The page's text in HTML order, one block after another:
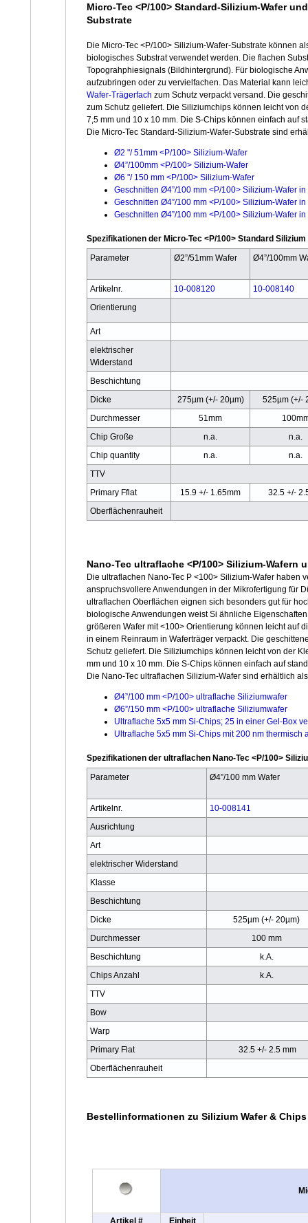
Micro-Tec <P/100> Standard-Silizium-Wafer
Substrate
Die Micro-Tec <P/100> Silizium-Wafer-Substrate können
biologisches Substrat verwendet werden. Die flachen
Topograhphiesignals (Bildhintergrund). Für biologische
aufzubringen oder zu vervielfachen. Das Material kann
Wafer-Trägerfach zum Schutz verpackt versand. Die
zum Schutz geliefert. Die Siliziumchips können leicht von
7,5 mm und 10 x 10 mm. Die S-Chips können einfach auf
Die Micro-Tec Standard-Silizium-Wafer-Substrate sind
Ø2 "/ 51mm <P/100> Silizium-Wafer
Ø4”/100mm <P/100> Silizium-Wafer
Ø6 "/ 150 mm <P/100> Silizium-Wafer
Geschnitten Ø4”/100 mm <P/100> Silizium-Wafer
Geschnitten Ø4”/100 mm <P/100> Silizium-Wafer
Geschnitten Ø4”/100 mm <P/100> Silizium-Wafer
Spezifikationen der Micro-Tec <P/100> Standard
Parameter
Ø2”/51mm Wafer Ø4”/100mm
Artikelnr. 10-008120
10-008140
Orientierung
Art
elektrischer
Widerstand
Beschichtung
Dicke
275µm (+/- 20µm)
525µm (+/-
Durchmesser
51mm
Chip Große
n.a.
n.a.
Chip quantity
n.a.
n.a.
TTV
Primary Fflat
15.9 +/- 1.65mm
32.5 +/-
Oberflächenrauheit
Nano-Tec ultraflache <P/100> Silizium-Wafern
Die ultraflachen Nano-Tec P <100> Silizium-Wafer haben
anspruchsvollere Anwendungen in der Mikrofertigung für
ultraflachen Oberflächen eignen sich besonders gut für
biologische Anwendungen weist Si ähnliche
größeren Wafer mit <100> Orientierung können leicht auf
in einem Reinraum in Waferträger verpackt. Die
Schutz geliefert. Die Siliziumchips können leicht von der
mm und 10 x 10 mm. Die S-Chips können einfach auf
Die Nano-Tec ultraflachen Silizium-Wafer sind erhältlich
Ø4”/100 mm <P/100> ultraflache Siliziumwafer
Ø6”/150 mm <P/100> ultraflache Siliziumwafer
Ultraflache 5x5 mm Si-Chips; 25 in einer Gel-Box
Ultraflache 5x5 mm Si-Chips mit 200 nm
Spezifikationen der ultraflachen Nano-Tec <P/100>
Parameter
Ø4”/100 mm Wafer
Artikelnr.
10-008141
Ausrichtung
Art
elektrischer Widerstand
Klasse
Beschichtung
Dicke
525µm (+/- 20µm)
Durchmesser
100 mm
Beschichtung
k.A.
Chips Anzahl
k.A.
TTV
Bow
Warp
Primary Flat
32.5 +/- 2.5 mm
Oberflächenrauheit
Bestellinformationen zu Silizium Wafer & Chips
Artikel # Einheit